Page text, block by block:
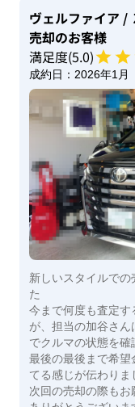
ヴェルファイア /
売却のお客様
満足度(5.0)
成約日： 2026年1月
新しいスタイルで
た
今まで何度も査定す
が、担当の加谷さん
でクルマの状態を確
最後の最後まで希
てる感じが伝わりま
次回の売却の際もお